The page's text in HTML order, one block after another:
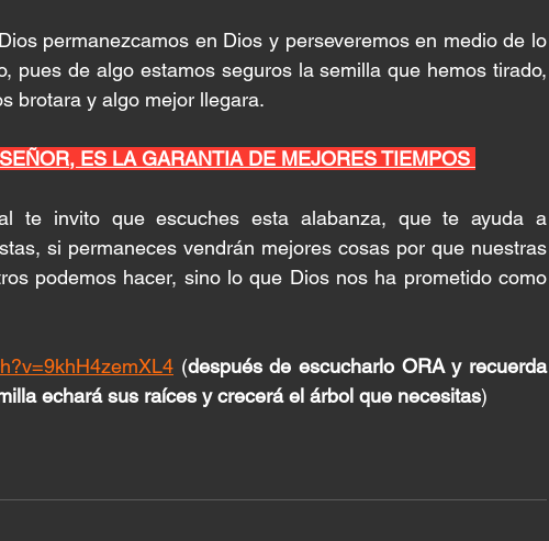
permanezcamos en Dios y perseveremos en medio de lo
pues de algo estamos seguros la semilla que hemos tirado,
brotara y algo mejor llegara.
ES LA GARANTIA DE MEJORES TIEMPOS
te invito que escuches esta alabanza, que te ayuda a
si permaneces vendrán mejores cosas por que nuestras
podemos hacer, sino lo que Dios nos ha prometido como
(después de escucharlo ORA y recuerda
echará sus raíces y crecerá el árbol que necesitas)